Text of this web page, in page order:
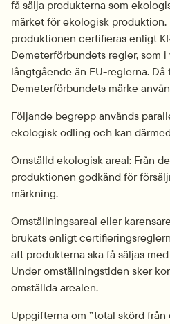
få sälja produkterna som
märket för ekologisk produktion.
produktionen certifieras enligt
Demeterförbundets regler, som
långtgående än EU-reglerna. Då
Demeterförbundets märke
Följande begrepp används
ekologisk odling och kan
Omställd ekologisk areal: Från
produktionen godkänd för
märkning.
Omställningsareal eller
brukats enligt
att produkterna ska få säljas
Under omställningstiden sker
omställda arealen.
Uppgifterna om ”total skörd